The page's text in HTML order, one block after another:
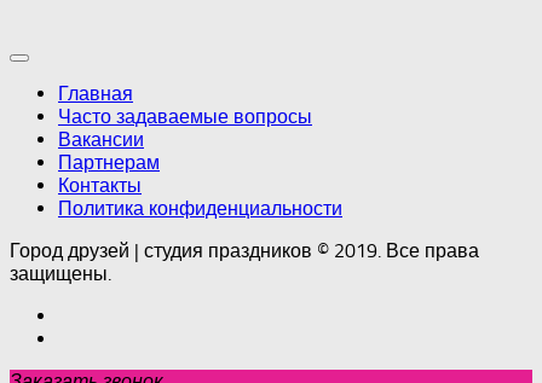
Главная
Часто задаваемые вопросы
Вакансии
Партнерам
Контакты
Политика конфиденциальности
Город друзей | студия праздников © 2019. Все права
защищены.